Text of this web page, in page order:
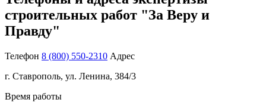
строительных работ "За Веру и
Правду"
Телефон 8 (800) 550-2310 Адрес
г. Ставрополь, ул. Ленина, 384/3
Время работы